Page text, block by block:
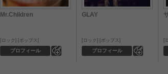
Mr.Children
プロフィール
ロック ポップス
GLAY
プロフィール
ロック ポップス